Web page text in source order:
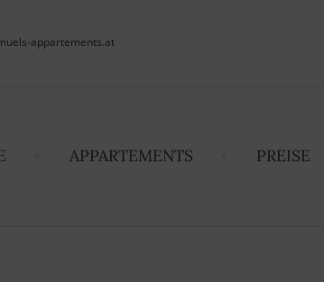
appartements.at
APPARTEMENTS PREISE